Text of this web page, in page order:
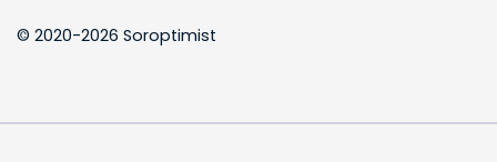
© 2020-2026 Soroptimist